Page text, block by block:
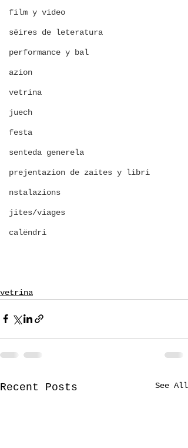
film y video
sëires de leteratura
performance y bal
azion
vetrina
juech
festa
senteda generela
prejentazion de zaites y libri
nstalazions
jites/viages
calëndri
vetrina
Recent Posts See All